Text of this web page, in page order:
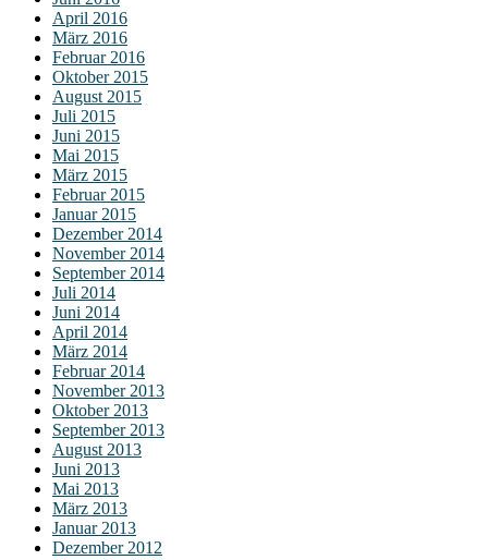
April 2016
März 2016
Februar 2016
Oktober 2015
August 2015
Juli 2015
Juni 2015
Mai 2015
März 2015
Februar 2015
Januar 2015
Dezember 2014
November 2014
September 2014
Juli 2014
Juni 2014
April 2014
März 2014
Februar 2014
November 2013
Oktober 2013
September 2013
August 2013
Juni 2013
Mai 2013
März 2013
Januar 2013
Dezember 2012